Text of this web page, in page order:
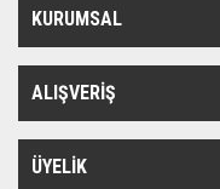
KURUMSAL
ALIŞVERİŞ
ÜYELİK